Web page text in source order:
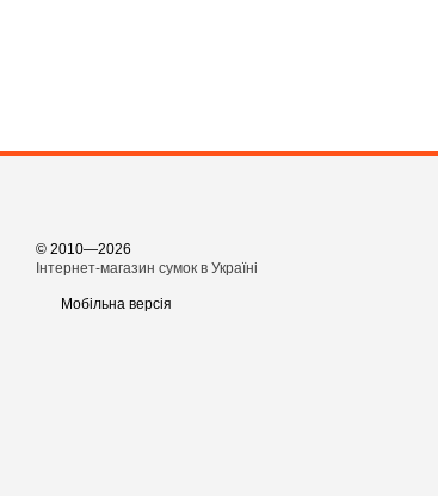
© 2010—2026
Інтернет-магазин сумок в Україні
Мобільна версія